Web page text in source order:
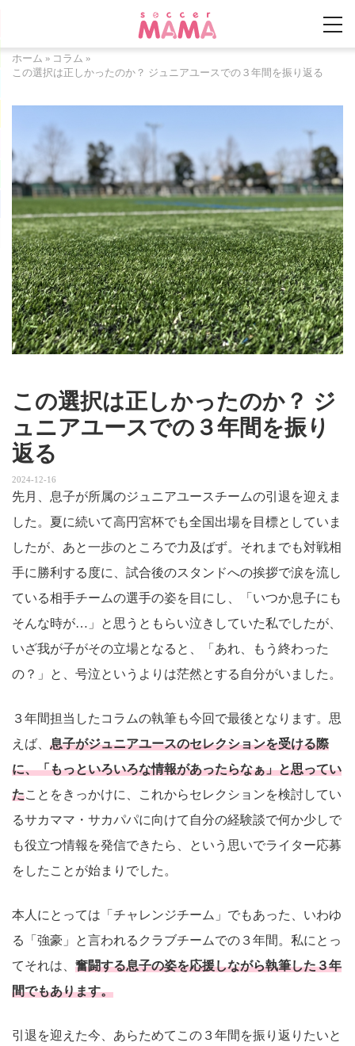
ホーム » コラム »
この選択は正しかったのか？ ジュニアユースでの３年間を振り返る
この選択は正しかったのか？ ジ
ュニアユースでの３年間を振り
返る
2024-12-16
先月、息子が所属のジュニアユースチームの引退を迎えま
した。夏に続いて高円宮杯でも全国出場を目標としていま
したが、あと一歩のところで力及ばず。それまでも対戦相
手に勝利する度に、試合後のスタンドへの挨拶で涙を流し
ている相手チームの選手の姿を目にし、「いつか息子にも
そんな時が…」と思うともらい泣きしていた私でしたが、
いざ我が子がその立場となると、「あれ、もう終わった
の？」と、号泣というよりは茫然とする自分がいました。
３年間担当したコラムの執筆も今回で最後となります。思
えば、 息子がジュニアユースのセレクションを受ける際
に、「もっといろいろな情報があったらなぁ」と思ってい
たことをきっかけに、これからセレクションを検討してい
るサカママ・サカパパに向けて自分の経験談で何か少しで
も役立つ情報を発信できたら、という思いでライター応募
をしたことが始まりでした。
本人にとっては「チャレンジチーム」でもあった、いわゆ
る「強豪」と言われるクラブチームでの３年間。私にとっ
てそれは、 奮闘する息子の姿を応援しながら執筆した３年
間でもあります。
引退を迎えた今、あらためてこの３年間を振り返りたいと